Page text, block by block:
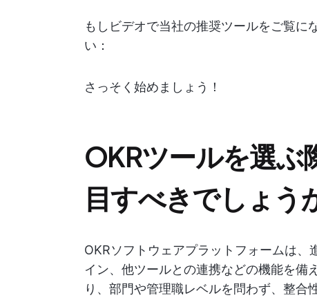
もしビデオで当社の推奨ツールをご覧に
い：
さっそく始めましょう！
OKRツールを選ぶ
目すべきでしょう
OKRソフトウェアプラットフォームは
イン、他ツールとの連携などの機能を備
り、部門や管理職レベルを問わず、整